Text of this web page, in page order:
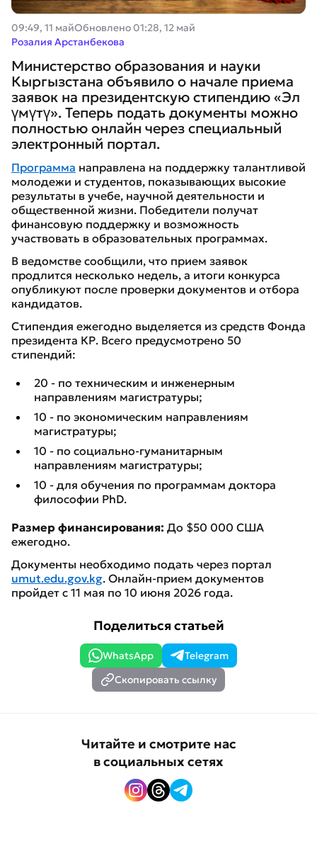
09:49, 11 майОбновлено01:28, 12 май
Розалия Арстанбекова
Министерство образования и науки
Кыргызстана объявило о начале приема
заявок на президентскую стипендию «Эл
үмүтү». Теперь подать документы можно
полностью онлайн через специальный
электронный портал.
Программа направлена на поддержку талантливой
молодежи и студентов, показывающих высокие
результаты в учебе, научной деятельности и
общественной жизни. Победители получат
финансовую поддержку и возможность
участвовать в образовательных программах.
В ведомстве сообщили, что прием заявок
продлится несколько недель, а итоги конкурса
опубликуют после проверки документов и отбора
кандидатов.
Стипендия ежегодно выделяется из средств Фонда
президента КР. Всего предусмотрено 50
стипендий:
20 - по техническим и инженерным
направлениям магистратуры;
10 - по экономическим направлениям
магистратуры;
10 - по социально-гуманитарным
направлениям магистратуры;
10 - для обучения по программам доктора
философии PhD.
Размер финансирования: До $50 000 США
ежегодно.
Документы необходимо подать через портал
umut.edu.gov.kg. Онлайн-прием документов
пройдет с 11 мая по 10 июня 2026 года.
Поделиться статьей
WhatsApp
Telegram
Скопировать ссылку
Читайте и смотрите нас
в социальных сетях